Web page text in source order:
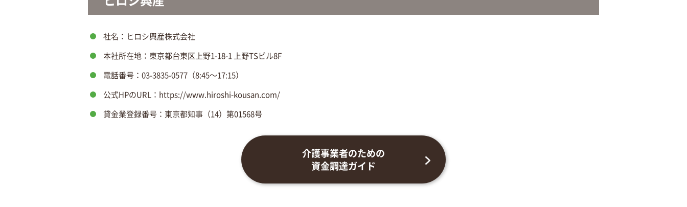
社名：ヒロシ興産株式会社
本社所在地：東京都台東区上野1-18-1 上野TSビル8F
電話番号：03-3835-0577（8:45～17:15）
公式HPのURL：https://www.hiroshi-kousan.com/
貸金業登録番号：東京都知事（14）第01568号
介護事業者のための
資金調達ガイド